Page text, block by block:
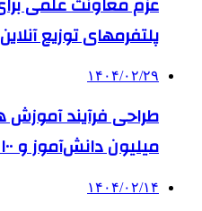
پلتفرمهای توزیع
۱۴۰۴/۰۲/۲۹
میلیون دانش‌آموز و ۱۰۰ هزار معلم
۱۴۰۴/۰۲/۱۴